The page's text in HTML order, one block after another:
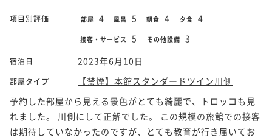
項目別評価 部屋 4 風呂 5 朝食 4 夕食 4
接客・サービス 5 その他設備 3
宿泊日 2023年6月10日
部屋タイプ
【禁煙】本館スタンダードツイン川側
予約した部屋から見える景色がとても綺麗で、トロッコも見
れました。 川側にして正解でした。 この規模の旅館での接客
は期待していなかったのですが、とても教育が行き届いてお